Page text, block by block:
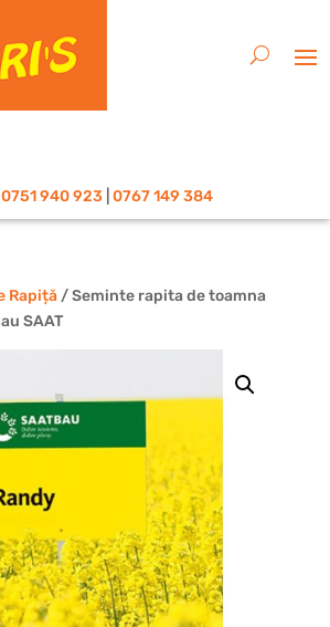
0751 940 923 0767 149 384
Rapiță/ Seminte rapita de toamna
SAAT